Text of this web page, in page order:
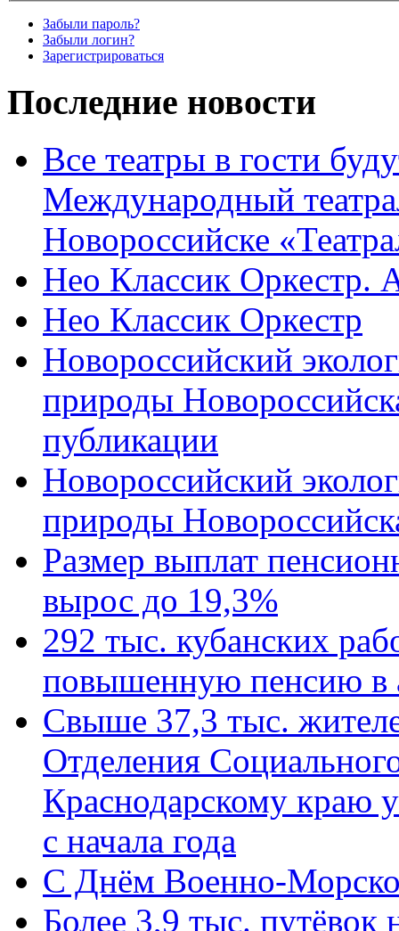
Забыли пароль?
Забыли логин?
Зарегистрироваться
Последние новости
Все театры в гости
Международный
Новороссийске
Нео Классик Оркестр.
Нео Классик Оркестр
Новороссийский
природы
публикации
Новороссийский
природы
Размер выплат
вырос до 19,3%
292 тыс. кубанских
повышенную пенсию в
Свыше 37,3 тыс.
Отделения
Краснодарскому краю
с начала года
C Днём Военно-
Более 3,9 тыс. путёвок